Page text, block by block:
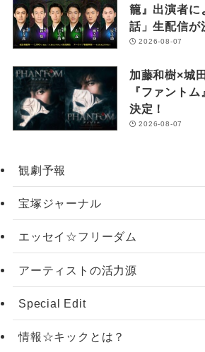
籠』出演者に
話」生配信が
2026-08-07
加藤和樹×城
『ファント
決定！
2026-08-07
観劇予報
宝塚ジャーナル
エッセイ☆フリーダム
アーティストの活力源
Special Edit
情報☆キックとは？